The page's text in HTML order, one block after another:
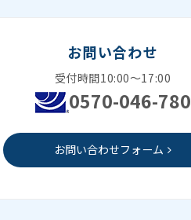
お問い合わせ
受付時間10:00～17:00
0570-046-780
お問い合わせフォーム